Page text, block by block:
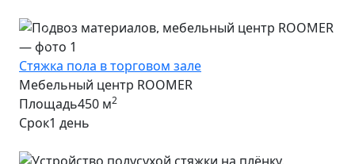
Предыдущее фото
Стяжка пола в торговом зале
Мебельный центр ROOMER
Площадь450 м2
Срок1 день